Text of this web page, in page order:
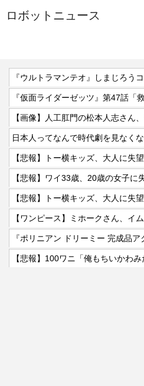
ロボットニュース
『ウルトラマンテオ』しまじろう
『仮面ライダーゼッツ』第47話「
【画像】人工肛門の松本人志さん
日本人ってなんで時代劇を見なく
【悲報】ワイ33歳、20歳の女子に
『ポリニアン ドリーミー 完成品
【悲報】100ワニ「俺もちいか